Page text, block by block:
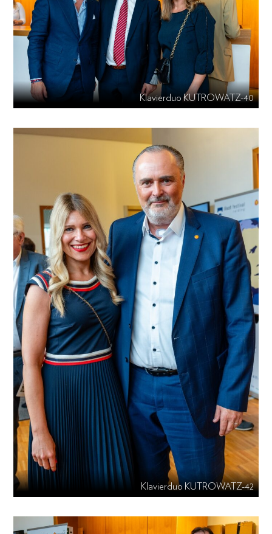
Klavierduo KUTROWATZ-40
Klavierduo KUTROWATZ-42